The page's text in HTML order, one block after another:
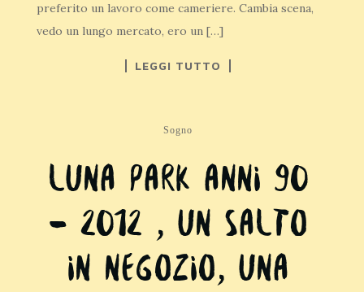
preferito un lavoro come cameriere. Cambia scena,
vedo un lungo mercato, ero un […]
LEGGI TUTTO
Sogno
Luna Park anni 90
– 2012 , un salto
in negozio, una